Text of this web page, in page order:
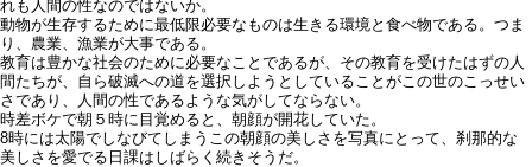
れも人間の性なのではないか。
動物が生存するために最低限必要なものは生きる環境と食べ物である。つま
り、農業、漁業が大事である。
教育は豊かな社会のために必要なことであるが、その教育を受けたはずの人
間たちが、自ら破滅への道を選択しようとしていることがこの世のこっせい
さであり、人間の性であるような気がしてならない。
時差ボケで朝５時に目覚めると、朝顔が開花していた。
8時には太陽でしなびてしまうこの朝顔の美しさを写真にとって、刹那的な
美しさを愛でる日課はしばらく続きそうだ。